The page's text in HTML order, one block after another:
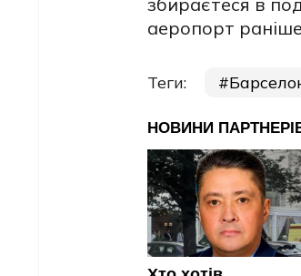
аеропорт
Теги: